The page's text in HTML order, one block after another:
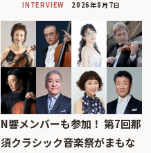
INTERVIEW 2026年8月7日
N響メンバーも参加！ 第7回那
須クラシック音楽祭がまもな